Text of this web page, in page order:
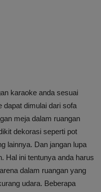
karaoke anda sesuai
dapat dimulai dari sofa
meja dalam ruangan
dekorasi seperti pot
lainnya. Dan jangan lupa
Hal ini tentunya anda harus
dalam ruangan yang
udara. Beberapa